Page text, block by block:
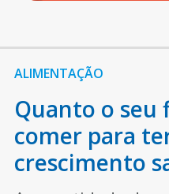
ALIMENTAÇÃO
Quanto o seu
comer para
crescimento